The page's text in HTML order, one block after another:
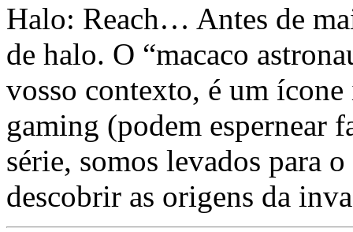
Halo: Reach… Antes de
de halo. O “macaco
vosso contexto, é um
gaming (podem espernear
série, somos levados para
descobrir as origens da